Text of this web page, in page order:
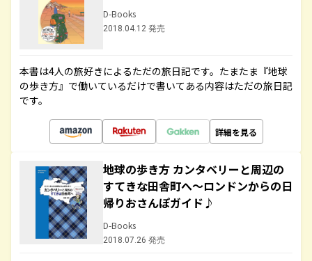
D-Books
2018.04.12 発売
本書は4人の旅好きによるただの旅日記です。たまたま『地球
の歩き方』で働いているだけで書いてある内容はただの旅日記
です。
詳細を見る
地球の歩き方 カンタベリーと周辺の
すてきな田舎町へ～ロンドンからの日
帰りおさんぽガイド♪
D-Books
2018.07.26 発売